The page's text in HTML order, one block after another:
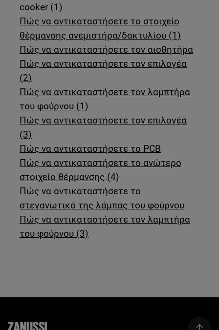
cooker (1)
Πώς να αντικαταστήσετε το στοιχείο
θέρμανσης ανεμιστήρα/δακτυλίου (1)
Πώς να αντικαταστήσετε τον αισθητήρα
Πώς να αντικαταστήσετε τον επιλογέα
(2)
Πώς να αντικαταστήσετε τον λαμπτήρα
του φούρνου (1)
Πώς να αντικαταστήσετε τον επιλογέα
(3)
Πώς να αντικαταστήσετε το PCB
Πώς να αντικαταστήσετε το ανώτερο
στοιχείο θέρμανσης (4)
Πώς να αντικαταστήσετε το
στεγανωτικό της λάμπας του φούρνου
Πώς να αντικαταστήσετε τον λαμπτήρα
του φούρνου (3)